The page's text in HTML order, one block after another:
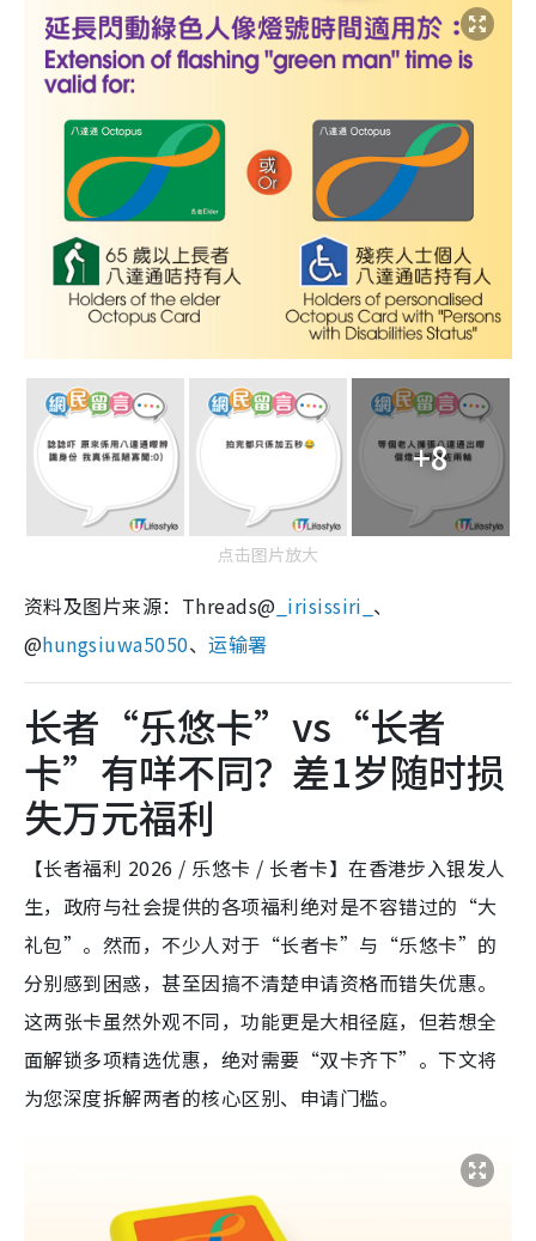
+8
点击图片放大
资料及图片来源：Threads@ _irisissiri_ 、
@hungsiuwa5050、运输署
长者“乐悠卡”vs“长者
卡”有咩不同？差1岁随时损
失万元福利
【长者福利 2026 / 乐悠卡 / 长者卡】在香港步入银发人
生，政府与社会提供的各项福利绝对是不容错过的“大
礼包”。然而，不少人对于“长者卡”与“乐悠卡”的
分别感到困惑，甚至因搞不清楚申请资格而错失优惠。
这两张卡虽然外观不同，功能更是大相径庭，但若想全
面解锁多项精选优惠，绝对需要“双卡齐下”。下文将
为您深度拆解两者的核心区别、申请门槛。